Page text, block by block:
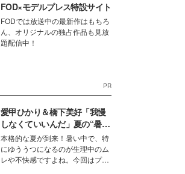
FOD×モデルプレス特設サイト
FODでは放送中の最新作はもちろ
ん、オリジナルの独占作品も見放
題配信中！
PR
愛甲ひかり＆橋下美好「我慢
しなくていいんだ」夏の“暑さ
対策”の新しい選択肢とは？
本格的な夏が到来！暑い中で、特
にゆううつになるのが生理中のム
レや不快感ですよね。今回はプラ